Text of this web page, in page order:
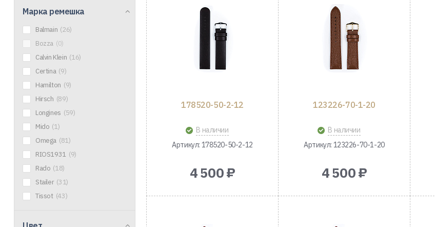
Марка ремешка
Balmain (26)
Bozza (0)
Calvin Klein (16)
Certina (9)
Hamilton (9)
Hirsch (89)
Longines (59)
Mido (1)
Omega (81)
RIOS1931 (9)
Rado (18)
Stailer (31)
Tissot (43)
178520-50-2-12
В наличии
Артикул: 178520-50-2-12
4 500 ₽
123226-70-1-20
В наличии
Артикул: 123226-70-1-20
4 500 ₽